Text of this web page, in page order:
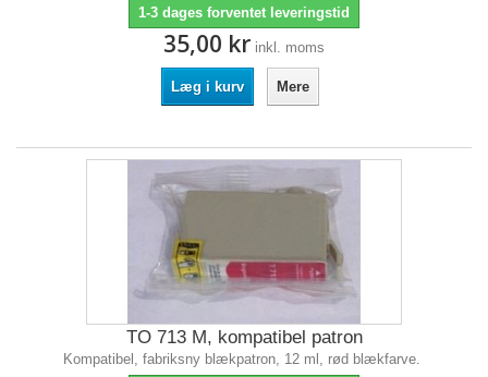
1-3 dages forventet leveringstid
35,00 kr inkl. moms
Læg i kurv Mere
TO 713 M, kompatibel patron
Kompatibel, fabriksny blækpatron, 12 ml, rød blækfarve.